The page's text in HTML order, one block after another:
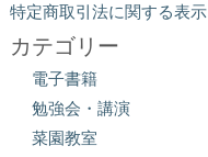
特定商取引法に関する表示
カテゴリー
電子書籍
勉強会・講演
菜園教室